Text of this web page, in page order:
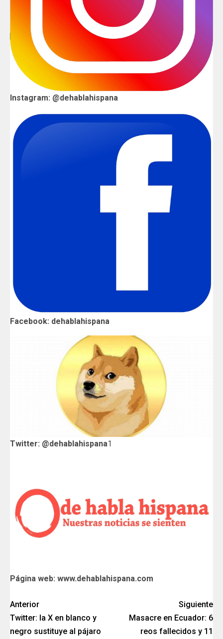
Instagram: @dehablahispana
Facebook: dehablahispana
Twitter: @dehablahispana1
Página web: www.dehablahispana.com
Anterior
Twitter: la X en blanco y
negro sustituye al pájaro
Siguiente
Masacre en Ecuador: 6
reos fallecidos y 11